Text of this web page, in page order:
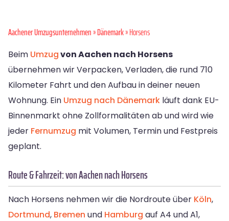
Aachener Umzugsunternehmen»Dänemark» Horsens
Beim Umzugvon Aachen nach Horsens
übernehmen wir Verpacken, Verladen, die rund 710
Kilometer Fahrt und den Aufbau in deiner neuen
Wohnung. Ein Umzug nach Dänemark läuft dank EU-
Binnenmarkt ohne Zollformalitäten ab und wird wie
jeder Fernumzug mit Volumen, Termin und Festpreis
geplant.
Route & Fahrzeit: von Aachen nach Horsens
Nach Horsens nehmen wir die Nordroute über Köln,
Dortmund, Bremen und Hamburg auf A4 und A1,